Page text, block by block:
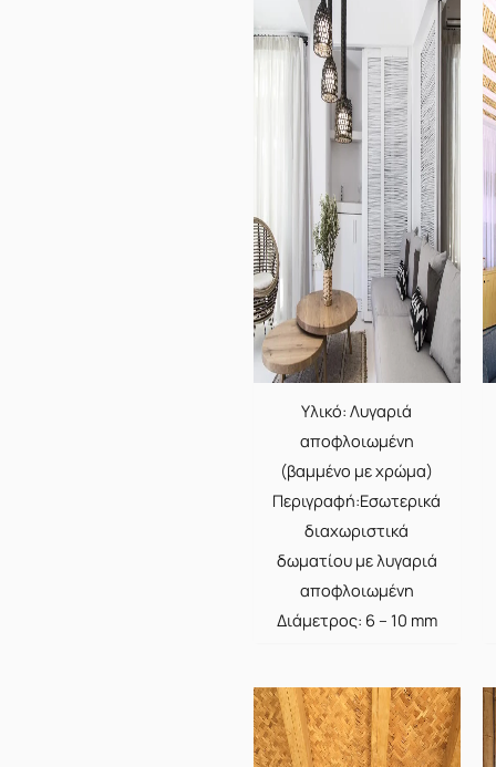
Υλικό: Λυγαριά
αποφλοιωμένη
(βαμμένο με χρώμα)
Περιγραφή:Εσωτερικά
διαχωριστικά
δωματίου με λυγαριά
αποφλοιωμένη
Διάμετρος: 6 – 10 mm